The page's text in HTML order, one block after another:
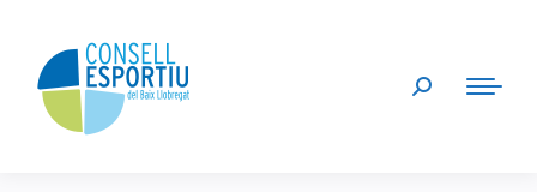
Search: